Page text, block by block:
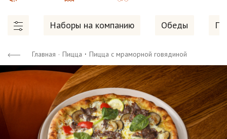
Наборы на компанию Обеды
Главная · Пицца · Пицца с мраморной говядиной